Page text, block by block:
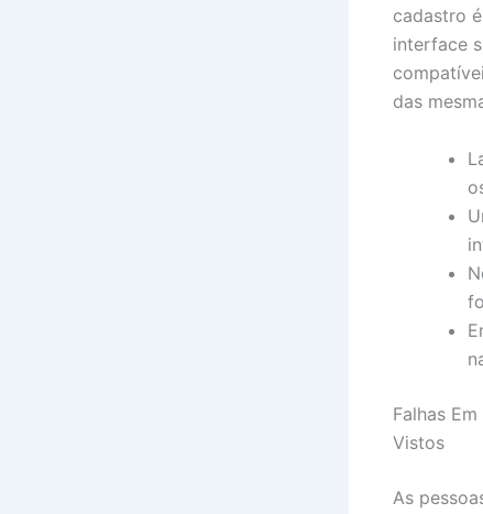
cadastro
interface
das
Falhas
Vistos
​​​​​​​As